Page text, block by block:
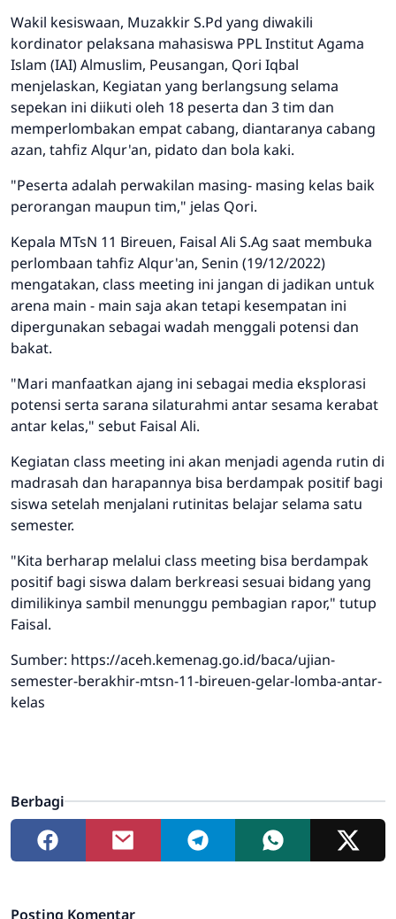
Wakil kesiswaan, Muzakkir S.Pd yang diwakili
kordinator pelaksana mahasiswa PPL Institut Agama
Islam (IAI) Almuslim, Peusangan, Qori Iqbal
menjelaskan, Kegiatan yang berlangsung selama
sepekan ini diikuti oleh 18 peserta dan 3 tim dan
memperlombakan empat cabang, diantaranya cabang
azan, tahfiz Alqur'an, pidato dan bola kaki.
"Peserta adalah perwakilan masing- masing kelas baik
perorangan maupun tim," jelas Qori.
Kepala MTsN 11 Bireuen, Faisal Ali S.Ag saat membuka
perlombaan tahfiz Alqur'an, Senin (19/12/2022)
mengatakan, class meeting ini jangan di jadikan untuk
arena main - main saja akan tetapi kesempatan ini
dipergunakan sebagai wadah menggali potensi dan
bakat.
"Mari manfaatkan ajang ini sebagai media eksplorasi
potensi serta sarana silaturahmi antar sesama kerabat
antar kelas," sebut Faisal Ali.
Kegiatan class meeting ini akan menjadi agenda rutin di
madrasah dan harapannya bisa berdampak positif bagi
siswa setelah menjalani rutinitas belajar selama satu
semester.
"Kita berharap melalui class meeting bisa berdampak
positif bagi siswa dalam berkreasi sesuai bidang yang
dimilikinya sambil menunggu pembagian rapor," tutup
Faisal.
Sumber: https://aceh.kemenag.go.id/baca/ujian-
semester-berakhir-mtsn-11-bireuen-gelar-lomba-antar-
kelas
Berbagi
Posting Komentar